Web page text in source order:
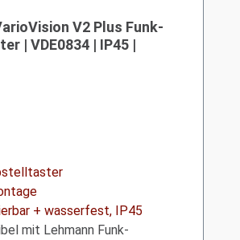
V2 Plus Funk-
| VDE0834 | IP45 |
+ wasserfest, IP45
mit Lehmann Funk-